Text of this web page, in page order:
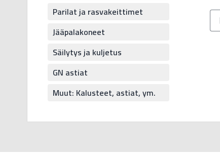
Parilat ja rasvakeittimet
Jääpalakoneet
Säilytys ja kuljetus
GN astiat
Muut: Kalusteet, astiat, ym.